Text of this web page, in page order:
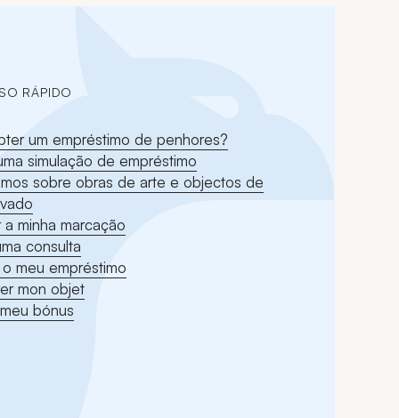
RÁPIDO
um empréstimo de penhores?
simulação de empréstimo
sobre obras de arte e objectos de
a minha marcação
consulta
meu empréstimo
mon objet
bónus